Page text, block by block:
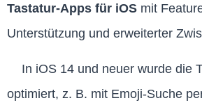
Tastatur-Apps für iOS mit
Unterstützung und erweiterter
In iOS 14 und neuer wurde die
optimiert, z. B. mit Emoji-Suche